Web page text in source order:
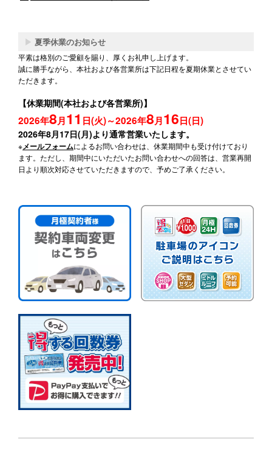
▶ 夏季休業のお知らせ
平素は格別のご愛顧を賜り、厚くお礼申し上げます。
誠に勝手ながら、本社および各営業所は下記日程を夏期休業とさせてい
ただきます。
【休業期間(本社および各営業所)】
2026年8月11 日(火)～2026年8月16日(日)
2026年8月17日(月)より通常営業いたします。
※メールフォームによるお問い合わせは、休業期間中も受け付けており
ます。ただし、期間中にいただいたお問い合わせへの回答は、営業再開
日より順次対応させていただきますので、予めご了承ください。